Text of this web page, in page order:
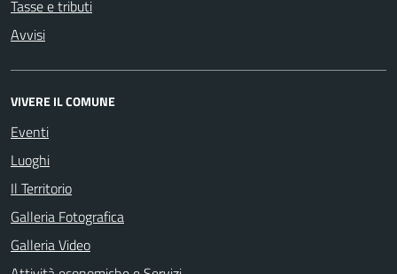
Tasse e tributi
Avvisi
VIVERE IL COMUNE
Eventi
Luoghi
Il Territorio
Galleria Fotografica
Galleria Video